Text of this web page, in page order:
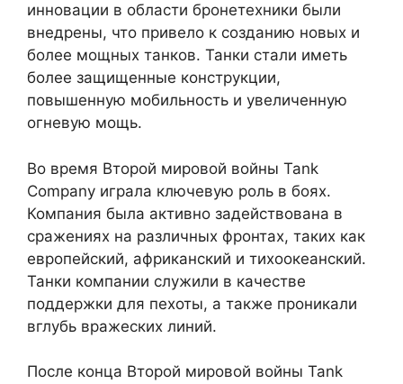
инновации в области бронетехники были
внедрены, что привело к созданию новых и
более мощных танков. Танки стали иметь
более защищенные конструкции,
повышенную мобильность и увеличенную
огневую мощь.
Во время Второй мировой войны Tank
Company играла ключевую роль в боях.
Компания была активно задействована в
сражениях на различных фронтах, таких как
европейский, африканский и тихоокеанский.
Танки компании служили в качестве
поддержки для пехоты, а также проникали
вглубь вражеских линий.
После конца Второй мировой войны Tank